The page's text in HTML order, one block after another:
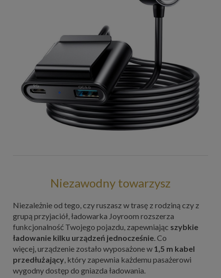
Niezawodny towarzysz
Niezależnie od tego, czy ruszasz w trasę z rodziną czy z
grupą przyjaciół, ładowarka Joyroom rozszerza
funkcjonalność Twojego pojazdu, zapewniając szybkie
ładowanie kilku urządzeń jednocześnie . Co
więcej, urządzenie zostało wyposażone w 1,5 m kabel
przedłużający , który zapewnia każdemu pasażerowi
wygodny dostęp do gniazda ładowania.